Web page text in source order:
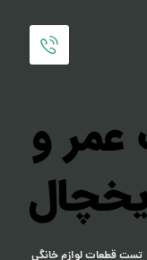
و
یخچال
تست قطعات لوازم خانگی